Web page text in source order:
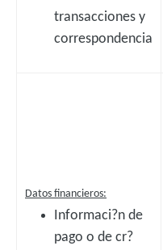
transacciones y
correspondencia
Datos financieros:
Informaci?n de
pago o de cr?